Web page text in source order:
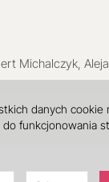
Michalczyk
danych
funkcjonowania